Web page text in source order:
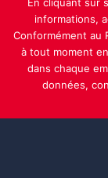
En cliquant sur
informations,
Conformément au
à tout moment
dans chaque
données,